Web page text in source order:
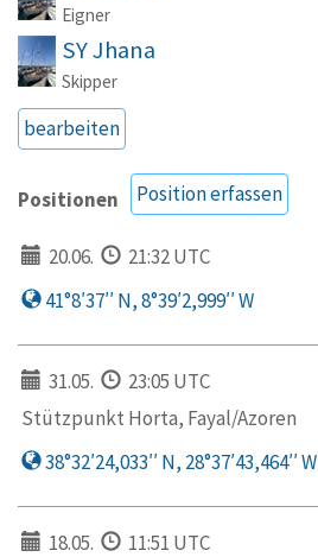
Eigner
SY Jhana
Skipper
bearbeiten
Positionen Position erfassen
20.06.
21:32 UTC
41°8′37′′ N, 8°39′2,999′′ W
31.05.
23:05 UTC
Stützpunkt Horta, Fayal/Azoren
38°32′24,033′′ N, 28°37′43,464′′ W
18.05.
11:51 UTC